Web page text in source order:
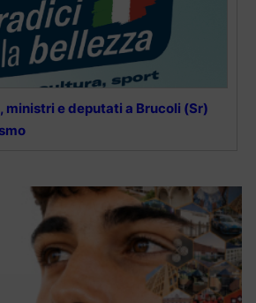
ministri e deputati a Brucoli (Sr)